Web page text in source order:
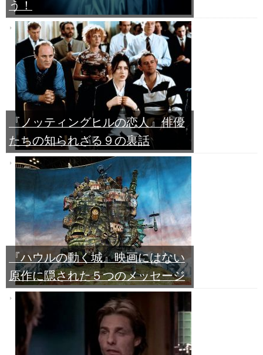
う！
『ノッティングヒルの恋人』俳優
たちの知られざる９の裏話
『ハウルの動く城』映画にはない
原作に隠された５つのメッセージ